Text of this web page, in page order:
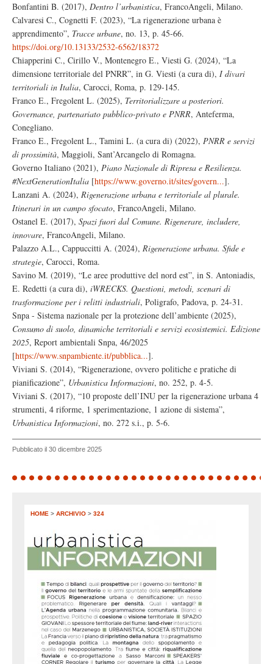
Bonfantini B. (2017), Dentro l’urbanistica, FrancoAngeli, Milano.
Calvaresi C., Cognetti F. (2023), “La rigenerazione urbana è
apprendimento”, Tracce urbane, no. 13, p. 45-66.
https://doi.org/10.13133/2532-6562/18372
Chiapperini C., Cirillo V., Montenegro E., Viesti G. (2024), “La
dimensione territoriale del PNRR”, in G. Viesti (a cura di), I divari
territoriali in Italia, Carocci, Roma, p. 129-145.
Franco E., Fregolent L. (2025), Territorializzare a posteriori.
Governance, partenariato pubblico-privato e PNRR, Anteferma,
Conegliano.
Franco E., Fregolent L., Tamini L. (a cura di) (2022), PNRR e servizi
di prossimità, Maggioli, Sant’Arcangelo di Romagna.
Governo Italiano (2021), Piano Nazionale di Ripresa e Resilienza.
#NextGenerationItalia [https://www.governo.it/sites/govern...].
Lanzani A. (2024), Rigenerazione urbana e territoriale al plurale.
Itinerari in un campo sfocato, FrancoAngeli, Milano.
Ostanel E. (2017), Spazi fuori dal Comune. Rigenerare, includere,
innovare, FrancoAngeli, Milano.
Palazzo A.L., Cappuccitti A. (2024), Rigenerazione urbana. Sfide e
strategie, Carocci, Roma.
Savino M. (2019), “Le aree produttive del nord est”, in S. Antoniadis,
E. Redetti (a cura di), iWRECKS. Questioni, metodi, scenari di
trasformazione per i relitti industriali, Poligrafo, Padova, p. 24-31.
Snpa - Sistema nazionale per la protezione dell’ambiente (2025),
Consumo di suolo, dinamiche territoriali e servizi ecosistemici. Edizione
2025, Report ambientali Snpa, 46/2025
[https://www.snpambiente.it/pubblica...].
Viviani S. (2014), “Rigenerazione, ovvero politiche e pratiche di
pianificazione”, Urbanistica Informazioni, no. 252, p. 4-5.
Viviani S. (2017), “10 proposte dell’INU per la rigenerazione urbana 4
strumenti, 4 riforme, 1 sperimentazione, 1 azione di sistema”,
Urbanistica Informazioni, no. 272 s.i., p. 5-6.
Pubblicato il 30 dicembre 2025
HOME > ARCHIVIO > 324